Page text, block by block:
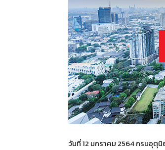
วันที่ 12 มกราคม 2564 กรมอุ